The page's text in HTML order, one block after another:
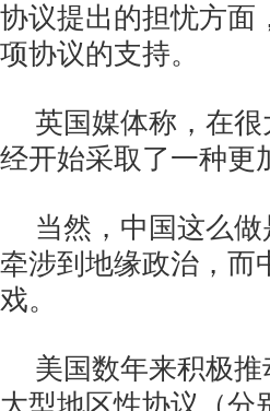
协议提出的担忧方面
项协议的支持。
英国媒体称，在
经开始采取了一种更
当然，中国这么
牵涉到地缘政治，而
戏。
美国数年来积极
大型地区性协议（分